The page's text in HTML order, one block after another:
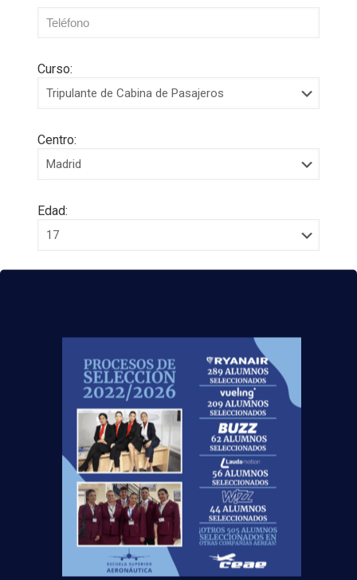
Curso:
Centro:
Edad:
facilite con la finalidad de gestionar su consulta y
darle respuesta. Puede ejercer sus derechos de
protección de datos a través del e-mail
escuelasuperioraeronautica.com. Para más
información, por favor, consulte nuestraPolítica de
Privacidad.